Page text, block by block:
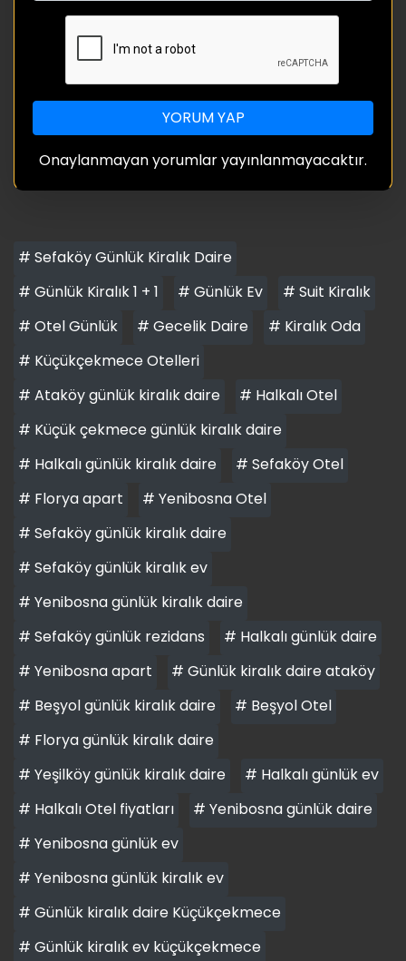
YORUM YAP
Onaylanmayan yorumlar yayınlanmayacaktır.
# Sefaköy Günlük Kiralık Daire
# Günlük Kiralık 1 + 1
# Günlük Ev
# Suit Kiralık
# Otel Günlük
# Gecelik Daire
# Kiralık Oda
# Küçükçekmece Otelleri
# Ataköy günlük kiralık daire
# Halkalı Otel
# Küçük çekmece günlük kiralık daire
# Halkalı günlük kiralık daire
# Sefaköy Otel
# Florya apart
# Yenibosna Otel
# Sefaköy günlük kiralık daire
# Sefaköy günlük kiralık ev
# Yenibosna günlük kiralık daire
# Sefaköy günlük rezidans
# Halkalı günlük daire
# Yenibosna apart
# Günlük kiralık daire ataköy
# Beşyol günlük kiralık daire
# Beşyol Otel
# Florya günlük kiralık daire
# Yeşilköy günlük kiralık daire
# Halkalı günlük ev
# Halkalı Otel fiyatları
# Yenibosna günlük daire
# Yenibosna günlük ev
# Yenibosna günlük kiralık ev
# Günlük kiralık daire Küçükçekmece
# Günlük kiralık ev küçükçekmece